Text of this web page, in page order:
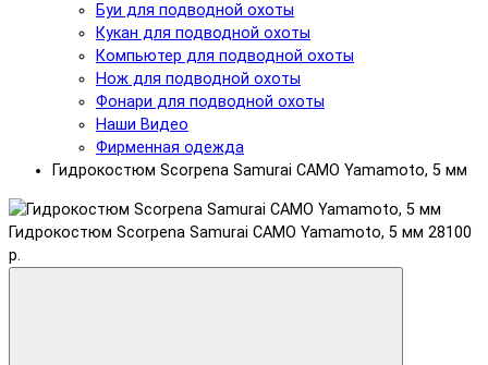
Буи для подводной охоты
Кукан для подводной охоты
Компьютер для подводной охоты
Нож для подводной охоты
Фонари для подводной охоты
Наши Видео
Фирменная одежда
Гидрокостюм Scorpena Samurai CAMO Yamamoto, 5 мм
Гидрокостюм Scorpena Samurai CAMO Yamamoto, 5 мм 28100
р.